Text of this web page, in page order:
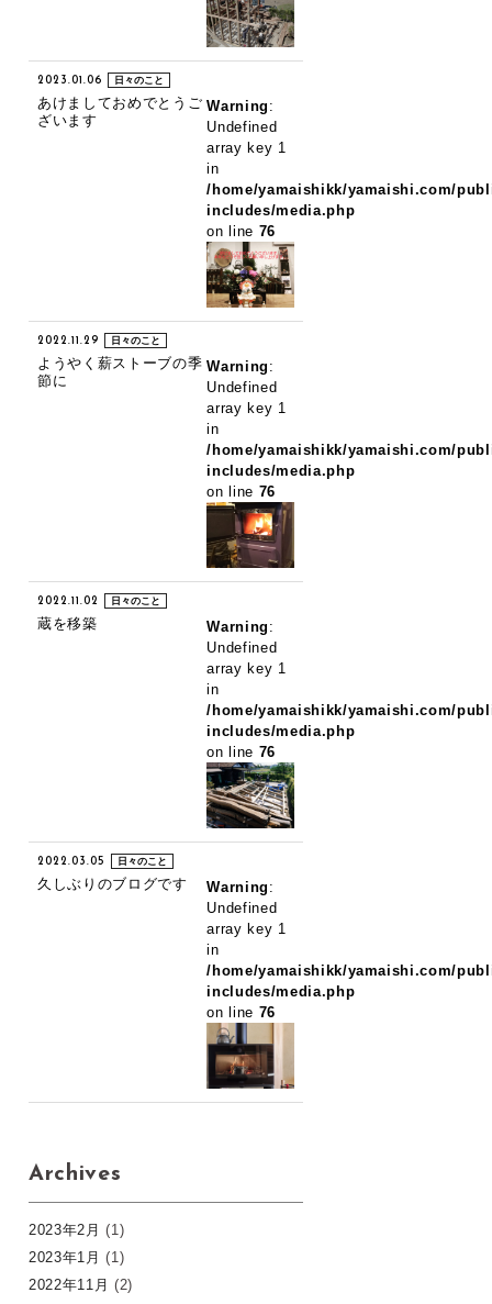
Warning :
Undefined
array key 1
in
/home/yamaishikk/yamaishi.com/
includes/media.php
on line 76
2023.01.06 日々のこと
あけましておめでとうご
ざいます
Warning :
Undefined
array key 1
in
/home/yamaishikk/yamaishi.com/
includes/media.php
on line 76
2022.11.29 日々のこと
ようやく薪ストーブの季
節に
Warning :
Undefined
array key 1
in
/home/yamaishikk/yamaishi.com/
includes/media.php
on line 76
2022.11.02 日々のこと
蔵を移築
Warning :
Undefined
array key 1
in
/home/yamaishikk/yamaishi.com/
includes/media.php
on line 76
2022.03.05 日々のこと
久しぶりのブログです
Archives
2023年2月 (1)
2023年1月 (1)
2022年11月 (2)